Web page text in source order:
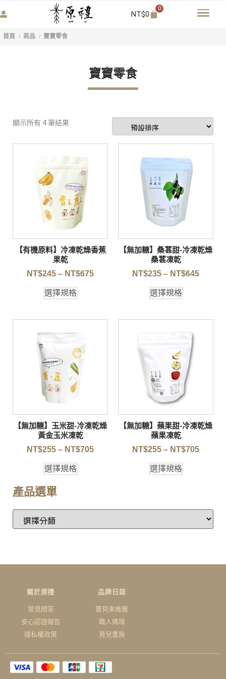
NT$0
0
首頁 / 商品 / 寶寶零食
寶寶零食
產品選單
顯示所有 4 筆結果
【有機原料】冷凍乾燥香蕉
果乾
NT$245 – NT$675
選擇規格
【無加糖】桑葚甜-冷凍乾燥
桑葚凍乾
NT$235 – NT$645
選擇規格
【無加糖】玉米甜-冷凍乾燥
黃金玉米凍乾
NT$255 – NT$705
選擇規格
【無加糖】蘋果甜-冷凍乾燥
蘋果凍乾
NT$255 – NT$705
選擇規格
關於原禮
常見問答
安心認證報告
隱私權政策
品牌日誌
寶貝來推薦
職人媽咪
育兒書房